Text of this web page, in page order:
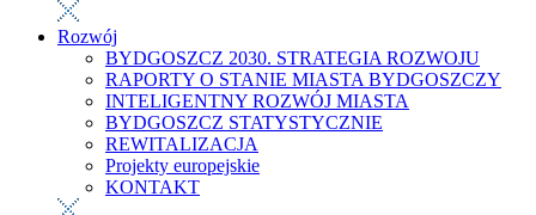
Rozwój
BYDGOSZCZ 2030. STRATEGIA ROZWOJU
RAPORTY O STANIE MIASTA BYDGOSZCZY
INTELIGENTNY ROZWÓJ MIASTA
BYDGOSZCZ STATYSTYCZNIE
REWITALIZACJA
Projekty europejskie
KONTAKT